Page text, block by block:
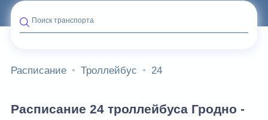
Поиск транспорта
Расписание Троллейбус 24
Расписание 24 троллейбуса Гродно -